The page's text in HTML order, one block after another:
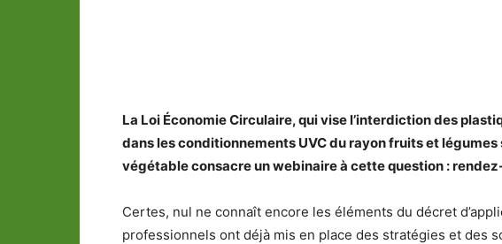
La Loi Économie Circulaire, qui vise l’interdiction des
dans les conditionnements UVC du rayon fruits et légumes
végétable consacre un webinaire à cette question :
Certes, nul ne connaît encore les éléments du décret
professionnels ont déjà mis en place des stratégies et des